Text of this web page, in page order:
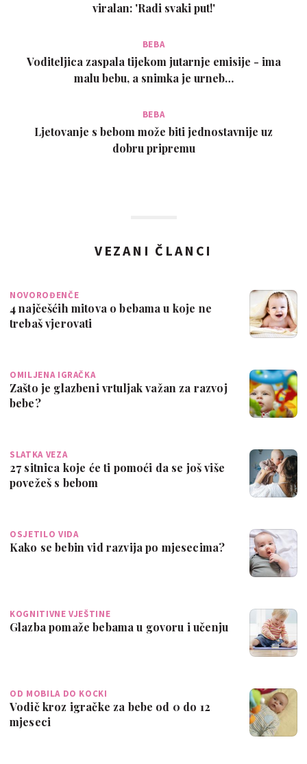
viralan: 'Radi svaki put!'
BEBA
Voditeljica zaspala tijekom jutarnje emisije - ima
malu bebu, a snimka je urneb…
BEBA
Ljetovanje s bebom može biti jednostavnije uz
dobru pripremu
VEZANI ČLANCI
NOVOROĐENČE
4 najčešćih mitova o bebama u koje ne
trebaš vjerovati
OMILJENA IGRAČKA
Zašto je glazbeni vrtuljak važan za razvoj
bebe?
SLATKA VEZA
27 sitnica koje će ti pomoći da se još više
povežeš s bebom
OSJETILO VIDA
Kako se bebin vid razvija po mjesecima?
KOGNITIVNE VJEŠTINE
Glazba pomaže bebama u govoru i učenju
OD MOBILA DO KOCKI
Vodič kroz igračke za bebe od 0 do 12
mjeseci